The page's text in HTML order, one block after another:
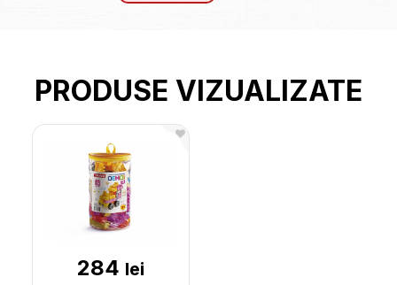
PRODUSE VIZUALIZATE
284 lei